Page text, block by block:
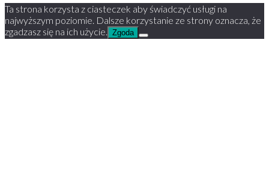
Ta strona korzysta z ciasteczek aby świadczyć usługi na
najwyższym poziomie. Dalsze korzystanie ze strony oznacza, że
zgadzasz się na ich użycie.
Zgoda